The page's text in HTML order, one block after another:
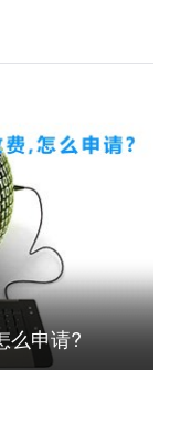
么申请?